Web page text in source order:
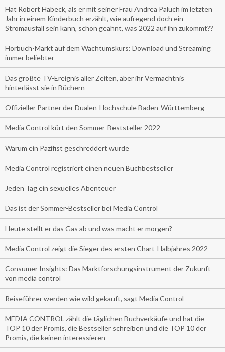
Hat Robert Habeck, als er mit seiner Frau Andrea Paluch im letzten
Jahr in einem Kinderbuch erzählt, wie aufregend doch ein
Stromausfall sein kann, schon geahnt, was 2022 auf ihn zukommt??
Hörbuch-Markt auf dem Wachtumskurs: Download und Streaming
immer beliebter
Das größte TV-Ereignis aller Zeiten, aber ihr Vermächtnis
hinterlässt sie in Büchern
Offizieller Partner der Dualen-Hochschule Baden-Württemberg
Media Control kürt den Sommer-Beststeller 2022
Warum ein Pazifist geschreddert wurde
Media Control registriert einen neuen Buchbestseller
Jeden Tag ein sexuelles Abenteuer
Das ist der Sommer-Bestseller bei Media Control
Heute stellt er das Gas ab und was macht er morgen?
Media Control zeigt die Sieger des ersten Chart-Halbjahres 2022
Consumer Insights: Das Marktforschungsinstrument der Zukunft
von media control
Reiseführer werden wie wild gekauft, sagt Media Control
MEDIA CONTROL zählt die täglichen Buchverkäufe und hat die
TOP 10 der Promis, die Bestseller schreiben und die TOP 10 der
Promis, die keinen interessieren